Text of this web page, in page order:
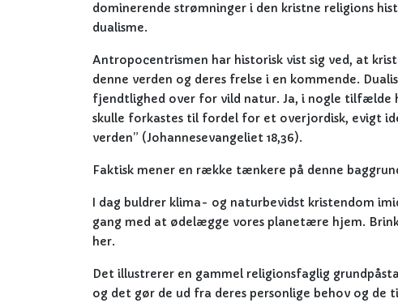
dominerende strømninger i den kristne religions
dualisme.
Antropocentrismen har historisk vist sig ved, at
denne verden og deres frelse i en kommende.
fjendtlighed over for vild natur. Ja, i nogle tilfælde
skulle forkastes til fordel for et overjordisk, evigt
verden” (Johannesevangeliet 18,36).
Faktisk mener en række tænkere på denne
I dag buldrer klima- og naturbevidst kristendom
gang med at ødelægge vores planetære hjem.
her.
Det illustrerer en gammel religionsfaglig
og det gør de ud fra deres personlige behov og